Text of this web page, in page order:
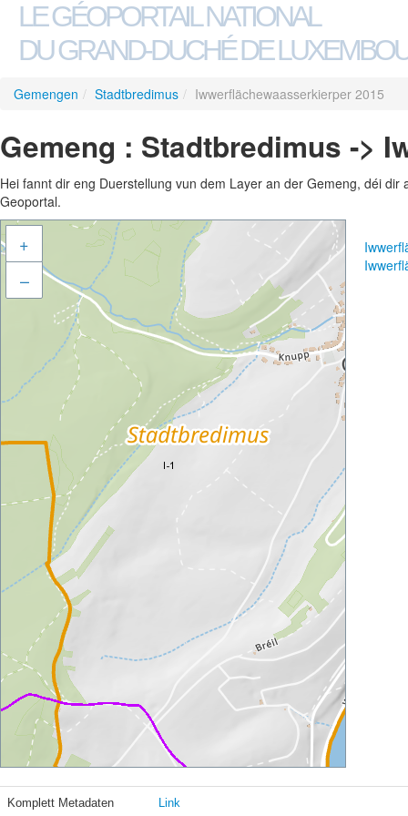
LE GÉOPORTAIL NATIONAL
DU GRAND-DUCHÉ DE
Gemengen / Stadtbredimus / Iwwerflächewaasserkierper 2015
Gemeng : Stadtbredimus ->
Hei fannt dir eng Duerstellung vun dem Layer an der Gemeng, déi
Geoportal.
+
–
Komplett Metadaten Link